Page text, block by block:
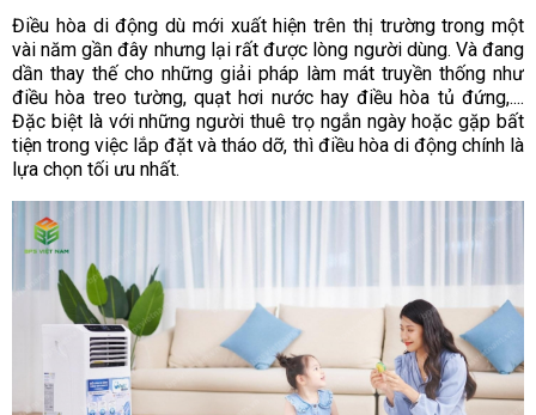
Điều hòa di động dù mới xuất hiện trên thị trường trong một
vài năm gần đây nhưng lại rất được lòng người dùng. Và đang
dần thay thế cho những giải pháp làm mát truyền thống như
điều hòa treo tường, quạt hơi nước hay điều hòa tủ đứng,....
Đặc biệt là với những người thuê trọ ngắn ngày hoặc gặp bất
tiện trong việc lắp đặt và tháo dỡ, thì điều hòa di động chính là
lựa chọn tối ưu nhất.